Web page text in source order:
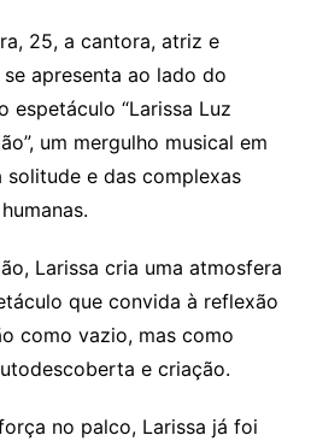
25, a cantora, atriz e
apresenta ao lado do
espetáculo “Larissa Luz
um mergulho musical em
e das complexas
Larissa cria uma atmosfera
que convida à reflexão
como vazio, mas como
e criação.
no palco, Larissa já foi